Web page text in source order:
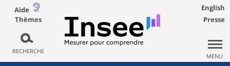
Aide
Thèmes
RECHERCHE
English
Presse
MENU